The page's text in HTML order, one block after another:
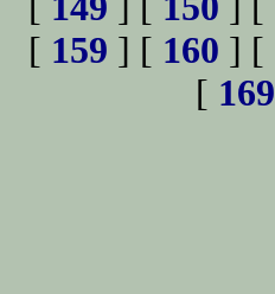
[ 159 ] [ 160 ] [
[ 169